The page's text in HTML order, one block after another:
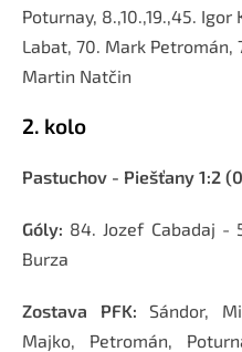
Poturnay, 8.,10.,19.,45. Igor
Labat, 70. Mark Petromán,
Martin Natčin
2. kolo
Pastuchov - Piešťany 1:2
Góly: 84. Jozef Cabadaj -
Burza
Zostava PFK: Sándor,
Majko, Petromán,